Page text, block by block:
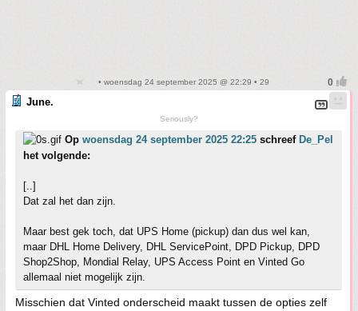
• woensdag 24 september 2025 @ 22:29 • 29
June.
Seriously?
Op woensdag 24 september 2025 22:25 schreef De_Pel
het volgende:
[..]
Dat zal het dan zijn.
Maar best gek toch, dat UPS Home (pickup) dan dus wel kan,
maar DHL Home Delivery, DHL ServicePoint, DPD Pickup, DPD
Shop2Shop, Mondial Relay, UPS Access Point en Vinted Go
allemaal niet mogelijk zijn.
Misschien dat Vinted onderscheid maakt tussen de opties zelf